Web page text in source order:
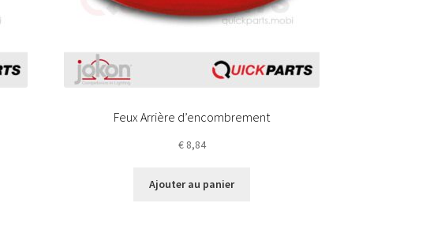
Feux Arrière d’encombrement
€8,84
Ajouter au panier